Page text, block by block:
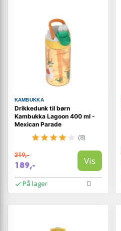
KAMBUKKA
Drikkedunk til børn
Kambukka Lagoon 400 ml -
Mexican Parade
(8)
219,-
189,- Vis
På lager